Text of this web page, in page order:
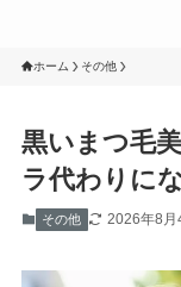
ホーム その他
黒いまつ毛
ラ代わりに
その他 2026年8月